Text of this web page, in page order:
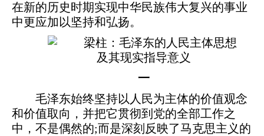
在新的历史时期实现中华民族伟大复兴的事业
中更应加以坚持和弘扬。
一
毛泽东始终坚持以人民为主体的价值观念
和价值取向，并把它贯彻到党的全部工作之
中，不是偶然的;而是深刻反映了马克思主义的